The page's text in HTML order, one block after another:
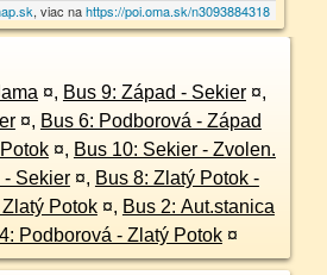
, viac nahttps://poi.oma.sk/n3093884318
¤, Bus 9: Západ - Sekier ¤,
¤, Bus 6: Podborová - Západ
¤, Bus 10: Sekier - Zvolen.
- Sekier ¤, Bus 8: Zlatý Potok -
Potok ¤, Bus 2: Aut.stanica
Podborová - Zlatý Potok ¤